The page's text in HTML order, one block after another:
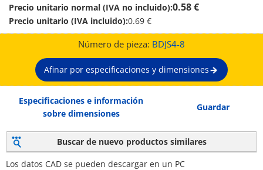
Precio unitario normal (IVA no incluido):0.58 €
Precio unitario (IVA incluido):0.69 €
Número de pieza: BDJS4-8
Afinar por especificaciones y dimensiones
Especificaciones e información
sobre dimensiones
Guardar
Buscar de nuevo productos similares
Los datos CAD se pueden descargar en un PC